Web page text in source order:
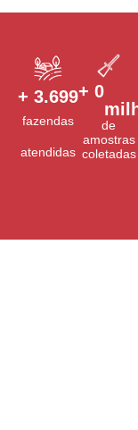
fazendas
atendidas
+ 3.700
de
amostras
coletadas
+ 1